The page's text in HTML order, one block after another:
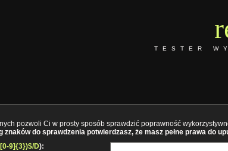
TESTER
pozwoli Ci w prosty sposób sprawdzić poprawność
znaków do sprawdzenia potwierdzasz, że masz pełne prawa
9]{3})$/D):